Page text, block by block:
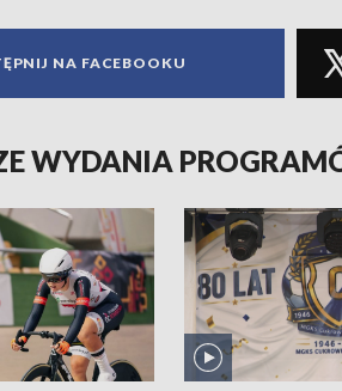
NA FACEBOOKU
WYDANIA